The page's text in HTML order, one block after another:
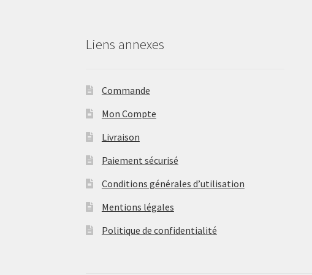
Liens annexes
Commande
Mon Compte
Livraison
Paiement sécurisé
Conditions générales d’utilisation
Mentions légales
Politique de confidentialité